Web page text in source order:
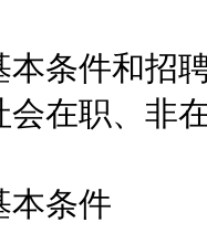
件和招聘
会在职、非
条件